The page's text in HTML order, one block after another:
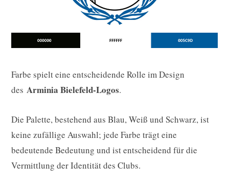
Farbe spielt eine entscheidende Rolle im Design
des Arminia Bielefeld-Logos.
Die Palette, bestehend aus Blau, Weiß und Schwarz, ist
keine zufällige Auswahl; jede Farbe trägt eine
bedeutende Bedeutung und ist entscheidend für die
Vermittlung der Identität des Clubs.